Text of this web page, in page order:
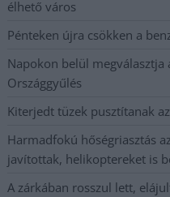
élhető város
Pénteken újra csökken a
Napokon belül megválasztja
Országgyűlés
Kiterjedt tüzek pusztítanak
Harmadfokú hőségriasztás
javítottak, helikoptereket is
A zárkában rosszul lett,